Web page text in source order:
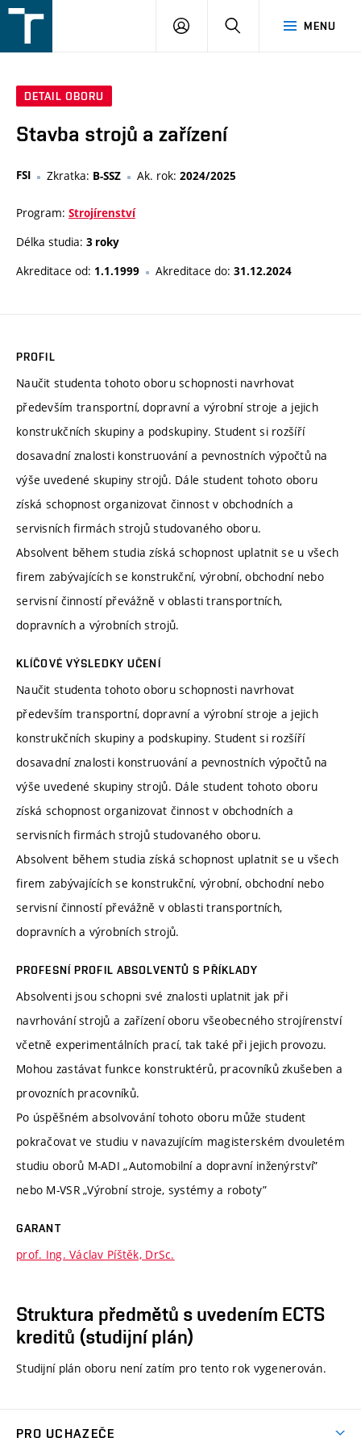
v
MENU
PŘIHLÁŠENÍ
DETAIL OBORU
Stavba strojů a zařízení
FSI Zkratka: B-SSZ Ak. rok: 2024/2025
Program: Strojírenství
Délka studia: 3 roky
Akreditace od: 1.1.1999 Akreditace do: 31.12.2024
PROFIL
Naučit studenta tohoto oboru schopnosti navrhovat
především transportní, dopravní a výrobní stroje a jejich
konstrukčních skupiny a podskupiny. Student si rozšíří
dosavadní znalosti konstruování a pevnostních výpočtů na
výše uvedené skupiny strojů. Dále student tohoto oboru
získá schopnost organizovat činnost v obchodních a
servisních firmách strojů studovaného oboru.
Absolvent během studia získá schopnost uplatnit se u všech
firem zabývajících se konstrukční, výrobní, obchodní nebo
servisní činností převážně v oblasti transportních,
dopravních a výrobních strojů.
KLÍČOVÉ VÝSLEDKY UČENÍ
Naučit studenta tohoto oboru schopnosti navrhovat
především transportní, dopravní a výrobní stroje a jejich
konstrukčních skupiny a podskupiny. Student si rozšíří
dosavadní znalosti konstruování a pevnostních výpočtů na
výše uvedené skupiny strojů. Dále student tohoto oboru
získá schopnost organizovat činnost v obchodních a
servisních firmách strojů studovaného oboru.
Absolvent během studia získá schopnost uplatnit se u všech
firem zabývajících se konstrukční, výrobní, obchodní nebo
servisní činností převážně v oblasti transportních,
dopravních a výrobních strojů.
PROFESNÍ PROFIL ABSOLVENTŮ S PŘÍKLADY
Absolventi jsou schopni své znalosti uplatnit jak při
navrhování strojů a zařízení oboru všeobecného strojírenství
včetně experimentálních prací, tak také při jejich provozu.
Mohou zastávat funkce konstruktérů, pracovníků zkušeben a
provozních pracovníků.
Po úspěšném absolvování tohoto oboru může student
pokračovat ve studiu v navazujícím magisterském dvouletém
studiu oborů M-ADI „Automobilní a dopravní inženýrství”
nebo M-VSR „Výrobní stroje, systémy a roboty”
GARANT
prof. Ing. Václav Píštěk, DrSc.
Struktura předmětů s uvedením ECTS
kreditů (studijní plán)
Studijní plán oboru není zatím pro tento rok vygenerován.
PRO UCHAZEČE